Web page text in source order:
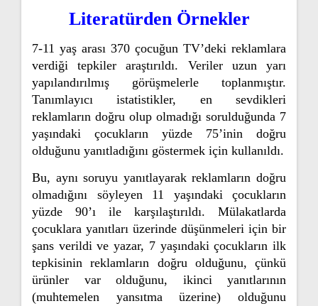
Literatürden Örnekler
7-11 yaş arası 370 çocuğun TV’deki reklamlara
verdiği tepkiler araştırıldı. Veriler uzun yarı
yapılandırılmış görüşmelerle toplanmıştır.
Tanımlayıcı istatistikler, en sevdikleri
reklamların doğru olup olmadığı sorulduğunda 7
yaşındaki çocukların yüzde 75’inin doğru
olduğunu yanıtladığını göstermek için kullanıldı.
Bu, aynı soruyu yanıtlayarak reklamların doğru
olmadığını söyleyen 11 yaşındaki çocukların
yüzde 90’ı ile karşılaştırıldı. Mülakatlarda
çocuklara yanıtları üzerinde düşünmeleri için bir
şans verildi ve yazar, 7 yaşındaki çocukların ilk
tepkisinin reklamların doğru olduğunu, çünkü
ürünler var olduğunu, ikinci yanıtlarının
(muhtemelen yansıtma üzerine) olduğunu